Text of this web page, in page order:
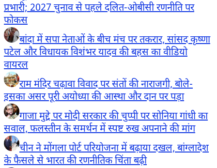
प्रभारी; 2027 चुनाव से पहले दलित-ओबीसी रणनीति पर
फोकस
बांदा में सपा नेताओं के बीच मंच पर तकरार, सांसद कृष्णा
पटेल और विधायक विशंभर यादव की बहस का वीडियो
वायरल
राम मंदिर चढ़ावा विवाद पर संतों की नाराजगी, बोले-
इसका असर पूरी अयोध्या की आस्था और दान पर पड़ा
गाजा मुद्दे पर मोदी सरकार की चुप्पी पर सोनिया गांधी का
सवाल, फलस्तीन के समर्थन में स्पष्ट रुख अपनाने की मांग
चीन ने मोंगला पोर्ट परियोजना में बढ़ाया दखल, बांग्लादेश
के फैसले से भारत की रणनीतिक चिंता बढ़ी